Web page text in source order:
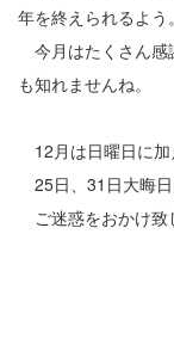
年を終えられるよう。
今月はたくさん感
も知れませんね。
12月は日曜日に加
25日、31日大晦
ご迷惑をおかけ致
16
20